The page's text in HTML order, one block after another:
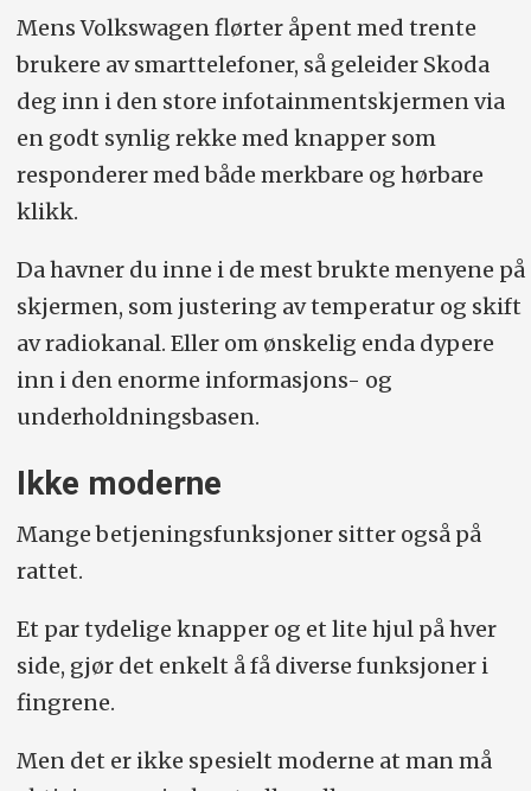
Mens Volkswagen flørter åpent med trente
brukere av smarttelefoner, så geleider Skoda
deg inn i den store infotainmentskjermen via
en godt synlig rekke med knapper som
responderer med både merkbare og hørbare
klikk.
Da havner du inne i de mest brukte menyene på
skjermen, som justering av temperatur og skift
av radiokanal. Eller om ønskelig enda dypere
inn i den enorme informasjons- og
underholdningsbasen.
Ikke moderne
Mange betjeningsfunksjoner sitter også på
rattet.
Et par tydelige knapper og et lite hjul på hver
side, gjør det enkelt å få diverse funksjoner i
fingrene.
Men det er ikke spesielt moderne at man må